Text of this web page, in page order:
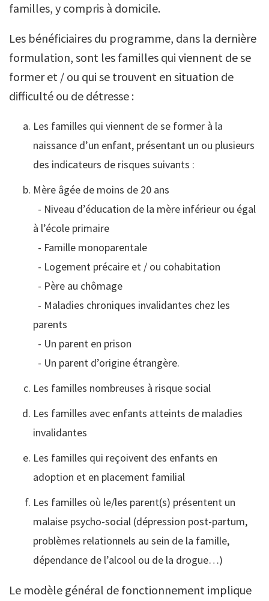
familles, y compris à domicile.
Les bénéficiaires du programme, dans la dernière
formulation, sont les familles qui viennent de se
former et / ou qui se trouvent en situation de
difficulté ou de détresse :
Les familles qui viennent de se former à la
naissance d’un enfant, présentant un ou plusieurs
des indicateurs de risques suivants :
Mère âgée de moins de 20 ans
- Niveau d’éducation de la mère inférieur ou égal
à l’école primaire
- Famille monoparentale
- Logement précaire et / ou cohabitation
- Père au chômage
- Maladies chroniques invalidantes chez les
parents
- Un parent en prison
- Un parent d’origine étrangère.
Les familles nombreuses à risque social
Les familles avec enfants atteints de maladies
invalidantes
Les familles qui reçoivent des enfants en
adoption et en placement familial
Les familles où le/les parent(s) présentent un
malaise psycho-social (dépression post-partum,
problèmes relationnels au sein de la famille,
dépendance de l’alcool ou de la drogue…)
Le modèle général de fonctionnement implique